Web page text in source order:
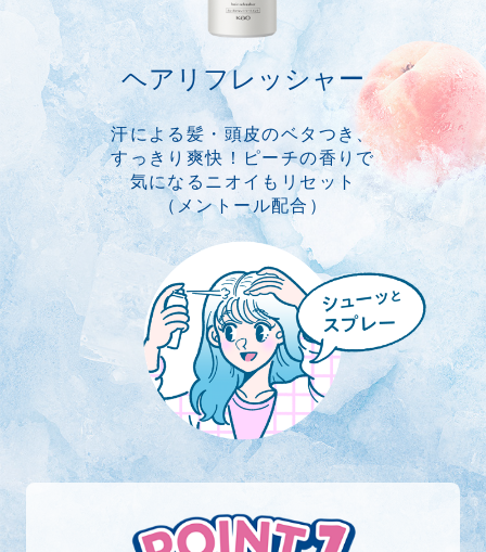
ヘアリフレッシャー
汗による髪・頭皮のベタつき、
すっきり爽快！ピーチの香りで
気になるニオイもリセット
（メントール配合）